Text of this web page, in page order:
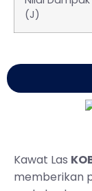
(J)
Kawat Las
memberikan